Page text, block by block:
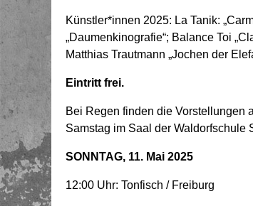
Künstler*innen 2025: La Tanik:
„Daumenkinografie“; Balance Toi
Matthias Trautmann „Jochen der
Eintritt frei.
Bei Regen finden die Vorstellungen
Samstag im Saal der Waldorfschule
SONNTAG, 11. Mai 2025
12:00 Uhr: Tonfisch / Freiburg